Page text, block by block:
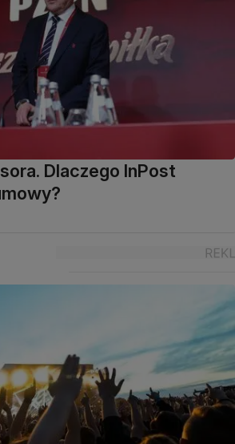
Dlaczego InPost